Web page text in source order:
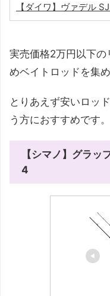
【ダイワ】ヴァデル
実売価格2万円以下
めベイトロッドを集め
とりあえず安いロッ
う方におすすめです。
【シマノ】グラ
4